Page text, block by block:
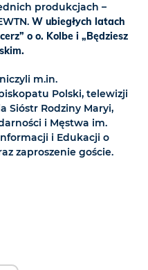
produkcjach –
W ubiegłych latach
o o. Kolbe i „Będziesz
m.in.
Polski, telewizji
Sióstr Rodziny Maryi,
i Męstwa im.
i Edukacji o
zaproszenie goście.